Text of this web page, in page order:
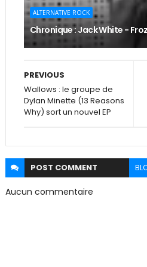
ALTERNATIVE ROCK
Chronique : Jack White -
PREVIOUS
Wallows : le groupe de
Dylan Minette (13 Reasons
Why) sort un nouvel EP
POST COMMENT
Aucun commentaire